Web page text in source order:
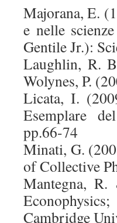
Majorana, E.
e nelle
Gentile Jr.):
Laughlin, R.
Wolynes, P.
Licata, I.
Esemplare
pp.66-74
Minati, G.
of Collective
Mantegna,
Cambridge